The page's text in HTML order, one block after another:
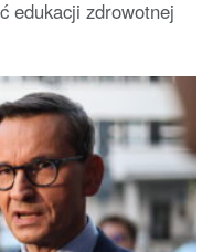
edukacji zdrowotnej